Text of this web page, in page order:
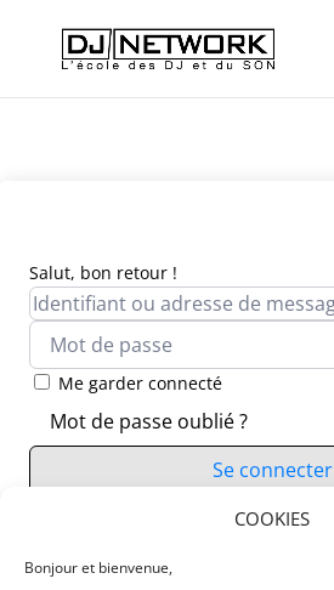
COOKIES
Bonjour et bienvenue,
Salut, bon retour !
Me garder connecté
Mot de passe oublié ?
Se connecter
Vous n’avez pas de compte ?